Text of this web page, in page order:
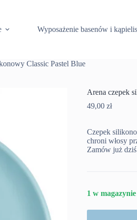
Wyposażenie basenów i
Classic Pastel Blue
Arena czepek
49,00 zł
Czepek
chroni włosy
Zamów już
1 w magazynie